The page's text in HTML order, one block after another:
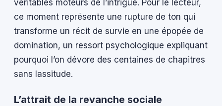
véritables moteurs de l’intrigue. Pour le lecteur,
ce moment représente une rupture de ton qui
transforme un récit de survie en une épopée de
domination, un ressort psychologique expliquant
pourquoi l’on dévore des centaines de chapitres
sans lassitude.
L’attrait de la revanche sociale